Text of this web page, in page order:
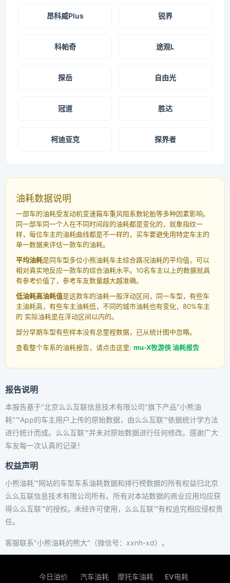
昂科威Plus 锐界
科帕奇 途观L
探岳 自由光
冠道 胜达
柯迪亚克 探界者
油耗数据说明
一部车的油耗受发动机变速箱车重风阻系数轮胎等多种因素影响。
同一部车同一个人在不同时间段的油耗都是变化的，就象指纹一
样，每位车主的油耗曲线都是不一样的，买车要避免用特定车主的
单一数据来评估一款车的油耗。
平均油耗是同车型多位小熊油耗车主综合路况油耗的平均值，可以
相对真实地反应一款车的综合油耗水平。10名车主以上的数据就具
有参考价值了，参考车友数量越大越准确。
低油耗高油耗值是这款车的油耗一般浮动区间，同一车型，有些车
主油耗高，有些车主油耗低，不同的城市油耗也有变化，80%车主
的 实际油耗是在浮动区间以内的。
部分早期车型有些样本没有总里程数据，已从统计图中忽略。
查看整个车系的油耗报告，请点击这里: mu-X牧游侠 油耗报告
报告说明
本报告基于"北京么么互联信息技术有限公司"旗下产品"小熊油
耗"™App的车主用户上传的原始数据，由么么互联™依据统计学方法
进行统计而成。么么互联™并未对原始数据进行任何修改。感谢广大
车友每一次认真的记录！
权益声明
小熊油耗™网站的车型车系油耗数据和排行榜数据的所有权益归北京
么么互联信息技术有限公司所有。所有对本站数据的商业应用均应获
得么么互联™的授权。未经许可使用，么么互联™有权追究相应侵权责
任。
客服联系"小熊油耗的熊大"（微信号：xxnh-xd）。
今日油价 汽车油耗 摩托车油耗 EV电耗